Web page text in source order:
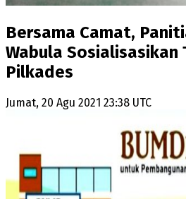
Bersama Camat,
Wabula Sosialisasikan
Pilkades
Jumat, 20 Agu 2021 23:38 UTC